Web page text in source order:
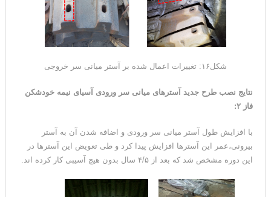
شکل۱۶: تغییرات اعمال شده بر آستر میانی سر خروجی
نتایج نصب طرح جدید آسترهای میانی سر ورودی آسیای نیمه خودشکن
فاز ۲:
با افزایش طول آستر میانی سر ورودی و اضافه شدن آن به آستر
بیرونی،عمر این آسترها افزایش پیدا کرد و طی تعویض این آسترها در
این دوره مشخص شد که بعد از ۴/۵ سال بدون هیچ آسیبی کار کرده اند.